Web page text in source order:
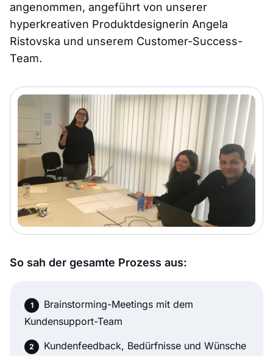
angenommen, angeführt von unserer
hyperkreativen Produktdesignerin Angela
Ristovska und unserem Customer-Success-
Team.
So sah der gesamte Prozess aus:
Brainstorming-Meetings mit dem
Kundensupport-Team
Kundenfeedback, Bedürfnisse und Wünsche